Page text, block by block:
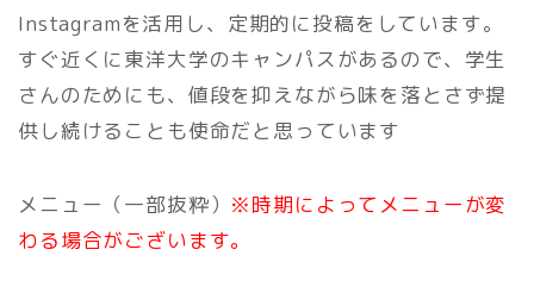
Instagramを活用し、定期的に投稿をしています。
すぐ近くに東洋大学のキャンパスがあるので、学生
さんのためにも、値段を抑えながら味を落とさず提
供し続けることも使命だと思っています
メニュー（一部抜粋） ※時期によってメニューが変
わる場合がございます。